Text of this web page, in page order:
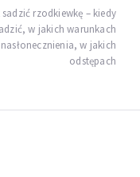
rzodkiewkę – kiedy
w jakich warunkach
nasłonecznienia, w jakich
odstępach